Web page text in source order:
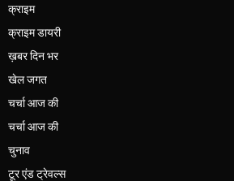
क्राइम
क्राइम डायरी
ख़बर दिन भर
खेल जगत
चर्चा आज की
चर्चा आज की
चुनाव
टूर एंड ट्रेवल्स